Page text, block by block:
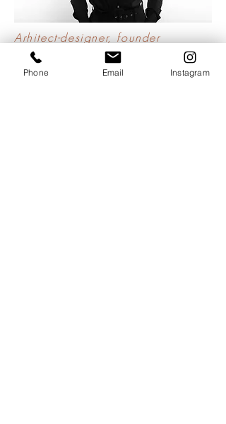
Arhitect-designer, founder
OANA COFAR
Ca si arhitect dar si ca mama, am simtit mereu ca
Phone Email Instagram